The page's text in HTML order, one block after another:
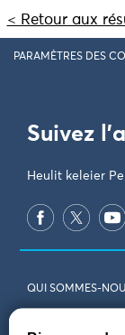
< Retour aux
PARAMÈTRES DES
Suivez
Heulit keleier
QUI SOMMES-